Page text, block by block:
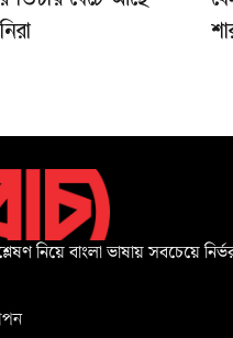
নিয়ে বাংলা ভাষায় সবচেয়ে